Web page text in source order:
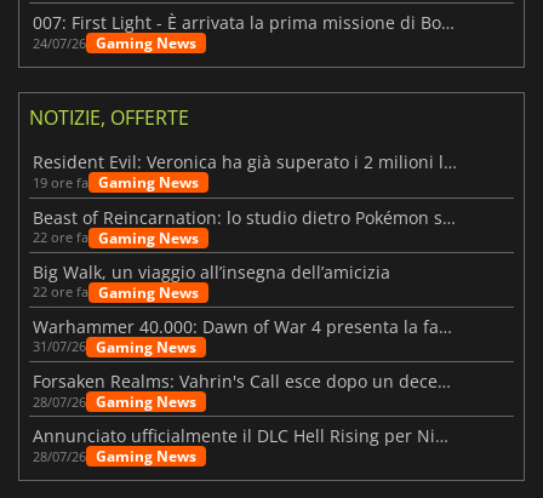
007: First Light - È arrivata la prima missione di Bond dopo il lancio
24/07/26 Gaming News
NOTIZIE, OFFERTE
Resident Evil: Veronica ha già superato i 2 milioni liste dei desideri
19 ore fa Gaming News
Beast of Reincarnation: lo studio dietro Pokémon su una nuova strada
22 ore fa Gaming News
Big Walk, un viaggio all’insegna dell’amicizia
22 ore fa Gaming News
Warhammer 40.000: Dawn of War 4 presenta la fazione dei Necron
31/07/26 Gaming News
Forsaken Realms: Vahrin's Call esce dopo un decennio di sviluppo
28/07/26 Gaming News
Annunciato ufficialmente il DLC Hell Rising per Nioh 3
28/07/26 Gaming News